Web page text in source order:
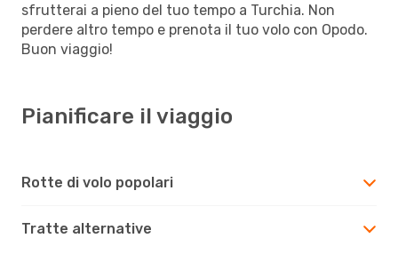
sfrutterai a pieno del tuo tempo a Turchia. Non
perdere altro tempo e prenota il tuo volo con Opodo.
Buon viaggio!
Pianificare il viaggio
Rotte di volo popolari
Tratte alternative